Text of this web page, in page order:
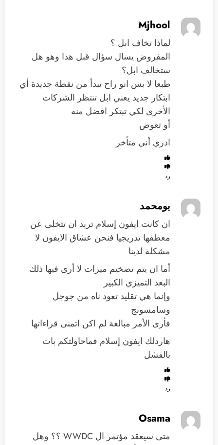
Mjhool
لماذا تخاف ابل ؟
المفروض يسال سؤال قبل هذا وهو هل
ستخالف ابل؟
طبعا لا بس انو راح تبدأ من نقطة جديدة أي
ابتكار جديد يعني ابل تنتظر الشركات
الأخرى لكي تبتكر افضل منه
أو تعوض
ادري أني متأخر
رد
بومحمد
ان كانت ايفون إسلام تريد ان تتخلى عن
معطفها تدريجيا فنحن عشاق الايفون لا
مشكلة لدينا
أما ان يتم تضخيم ميزات لا أرى فيها ذلك
البعد التميزي الكبير
وإنما هي تقليد تعود ناه من جوجل
وسامسونج
فأرى الأمر مبالغة لم اكن اتمنى قراءاتها
هاردلك ايفون إسلام فماحاولتكم بات
بالفشل
رد
Osama
متى سيعقد مؤتمر ال WWDC ؟؟ وهل